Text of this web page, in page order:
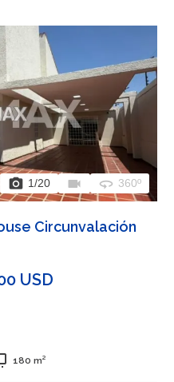
photo_camera 1/20 videocam 360 360º
Circunvalación
USD
180 m²